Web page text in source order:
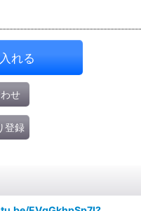
れる
せ
登録